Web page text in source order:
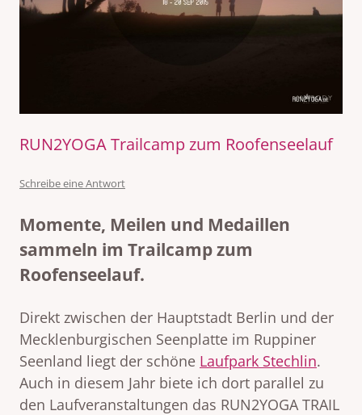
RUN2YOGA Trailcamp zum Roofenseelauf
Schreibe eine Antwort
Momente, Meilen und Medaillen
sammeln im Trailcamp zum
Roofenseelauf.
Direkt zwischen der Hauptstadt Berlin und der
Mecklenburgischen Seenplatte im Ruppiner
Seenland liegt der schöne Laufpark Stechlin.
Auch in diesem Jahr biete ich dort parallel zu
den Laufveranstaltungen das RUN2YOGA TRAIL